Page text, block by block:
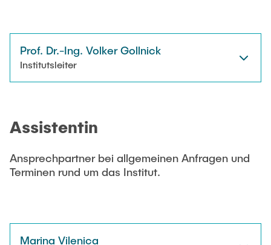
Auszeichnungen
Prof. Dr.-Ing. Volker Gollnick
Institutsleiter
Assistentin
Ansprechpartner bei allgemeinen Anfragen und
Terminen rund um das Institut.
Marina Vilenica